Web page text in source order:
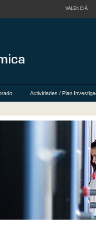
VALENCIÀ
Actividades / Plan